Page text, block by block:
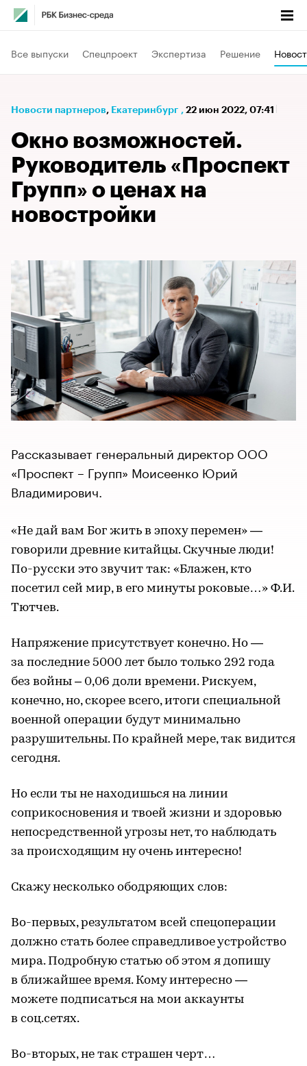
Все выпуски Спецпроект Экспертиза Решение
Новости партнеров⁠, Екатеринбург , 22 июн 2022, 07:41
Окно возможностей.
Руководитель «Проспект
Групп» о ценах на
новостройки
Рассказывает генеральный директор ООО
«Проспект – Групп» Моисеенко Юрий
Владимирович.
«Не дай вам Бог жить в эпоху перемен» —
говорили древние китайцы. Скучные люди!
По-русски это звучит так: «Блажен, кто
посетил сей мир, в его минуты роковые…» Ф.И.
Тютчев.
Напряжение присутствует конечно. Но —
за последние 5000 лет было только 292 года
без войны – 0,06 доли времени. Рискуем,
конечно, но, скорее всего, итоги специальной
военной операции будут минимально
разрушительны. По крайней мере, так видится
сегодня.
Но если ты не находишься на линии
соприкосновения и твоей жизни и здоровью
непосредственной угрозы нет, то наблюдать
за происходящим ну очень интересно!
Скажу несколько ободряющих слов:
Во-первых, результатом всей спецоперации
должно стать более справедливое устройство
мира. Подробную статью об этом я допишу
в ближайшее время. Кому интересно —
можете подписаться на мои аккаунты
в соц.сетях.
Во-вторых, не так страшен черт…